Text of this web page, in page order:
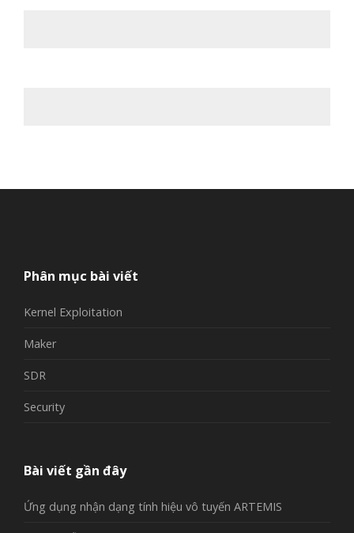
Phân mục bài viết
Kernel Exploitation
Maker
SDR
Security
Bài viết gần đây
Ứng dụng nhận dạng tính hiệu vô tuyến ARTEMIS